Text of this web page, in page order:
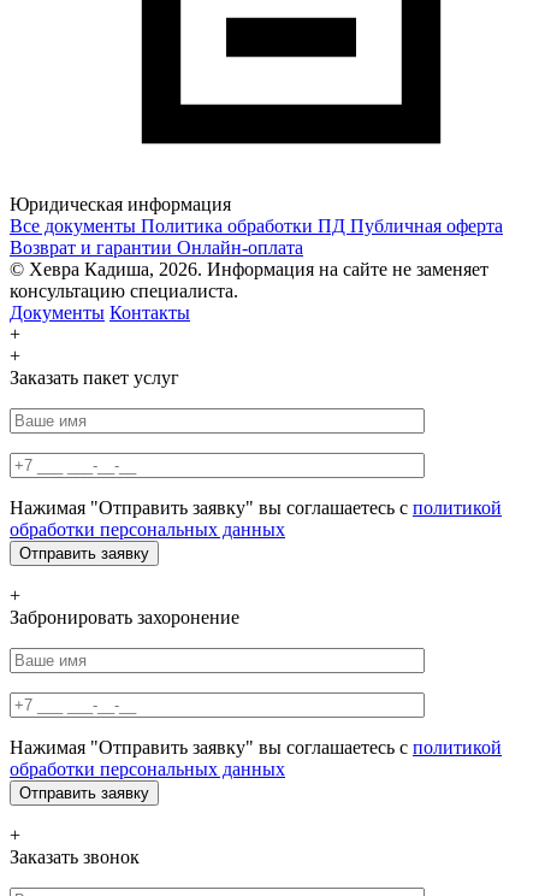
Юридическая информация
Все документы Политика обработки ПД Публичная оферта
Возврат и гарантии Онлайн-оплата
© Хевра Кадиша, 2026. Информация на сайте не заменяет
консультацию специалиста.
Документы Контакты
+
+
Заказать пакет услуг
Нажимая "Отправить заявку" вы соглашаетесь с политикой
обработки персональных данных
+
Забронировать захоронение
Нажимая "Отправить заявку" вы соглашаетесь с политикой
обработки персональных данных
+
Заказать звонок